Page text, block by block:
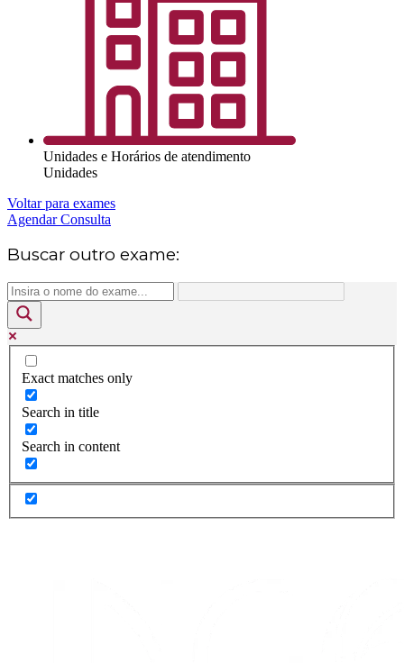
Unidades e Horários de atendimento
Unidades
Voltar para exames
Agendar Consulta
Buscar outro exame:
Exact matches only
Search in title
Search in content